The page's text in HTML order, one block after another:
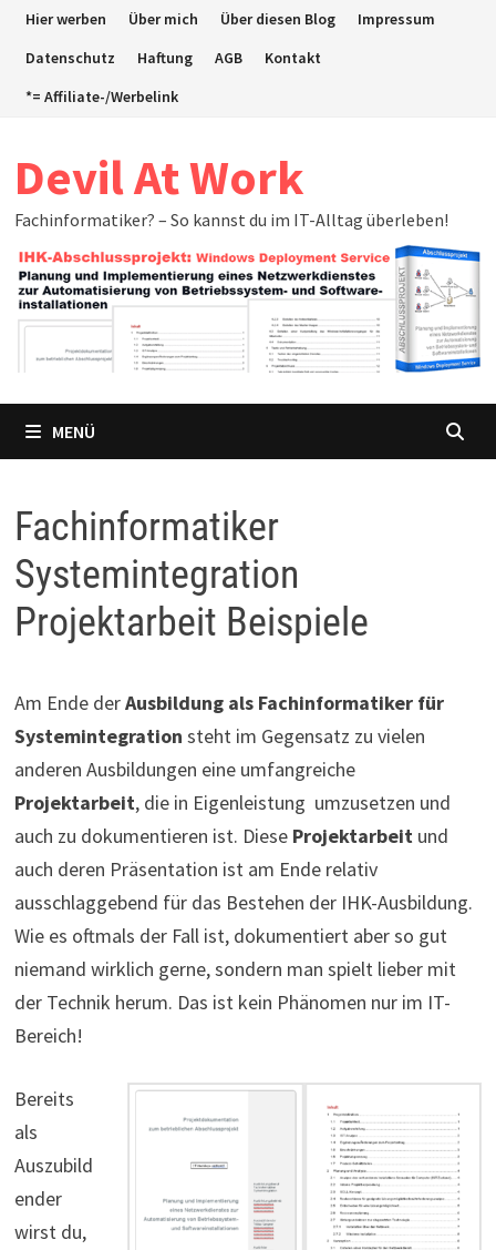
ZumHier werben Über mich Über diesen Blog
Impressum
Datenschutz
Haftung AGB
Kontakt
*= Affiliate-/Werbelink
Devil At Work
Fachinformatiker? – So kannst du im IT-Alltag überleben!
MENÜ
Fachinformatiker
Systemintegration
Projektarbeit Beispiele
Am Ende derAusbildung als Fachinformatiker für
Systemintegration steht im Gegensatz zu vielen
anderen Ausbildungen eine umfangreiche
Projektarbeit, die in Eigenleistung umzusetzen und
auch zu dokumentieren ist. Diese Projektarbeitund
auch deren Präsentation ist am Ende relativ
ausschlaggebend für das Bestehen der IHK-Ausbildung.
Wie es oftmals der Fall ist, dokumentiert aber so gut
niemand wirklich gerne, sondern man spielt lieber mit
der Technik herum. Das ist kein Phänomen nur im IT-
Bereich!
Bereits
als
Auszubild
ender
wirst du,